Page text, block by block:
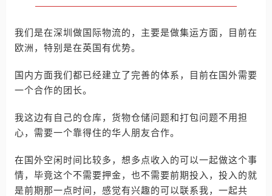
我们是在深圳做国际物流的，主要是做集运方面，目前在
欧洲，特别是在英国有优势。
国内方面我们都已经建立了完善的体系，目前在国外需要
一个合作的团长。
我这边有自己的仓库，货物仓储问题和打包问题不用担
心，需要一个靠得住的华人朋友合作。
在国外空闲时间比较多，想多点收入的可以一起做这个事
情，毕竟这个不需要押金，也不需要前期投入，投入的就
是前期那一点时间，感觉有兴趣的可以联系我，一起共